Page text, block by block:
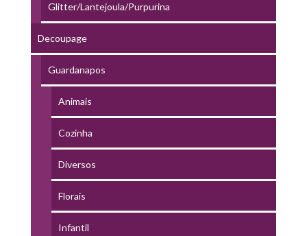
Glitter/Lantejoula/Purpurina
Decoupage
Guardanapos
Animais
Cozinha
Diversos
Florais
Infantil